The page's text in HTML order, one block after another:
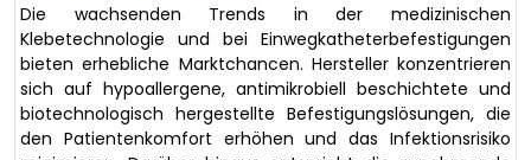
Die wachsenden Trends in der medizinischen
Klebetechnologie und bei Einwegkatheterbefestigungen
bieten erhebliche Marktchancen. Hersteller konzentrieren
sich auf hypoallergene, antimikrobiell beschichtete und
biotechnologisch hergestellte Befestigungslösungen, die
den Patientenkomfort erhöhen und das Infektionsrisiko